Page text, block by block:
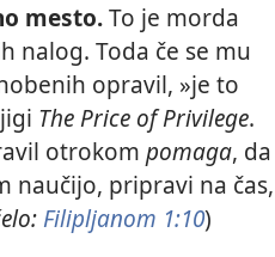
mesto.To je morda
nalog. Toda če se mu
opravil, »je to
The Price of Privilege.
otrokom pomaga, da
naučijo, pripravi na čas,
Filipljanom 1:10)